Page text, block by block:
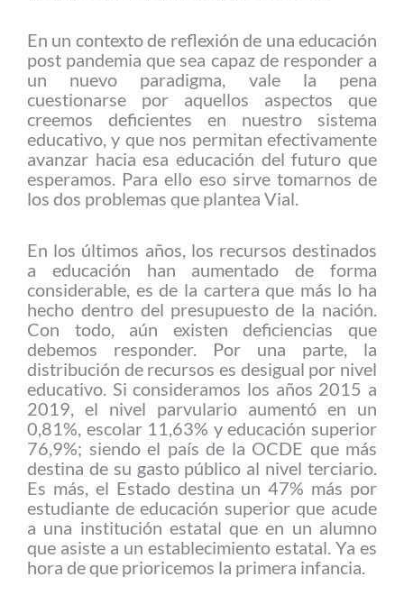
En un contexto de reflexión de una educación
post pandemia que sea capaz de responder a
un nuevo paradigma, vale la pena
cuestionarse por aquellos aspectos que
creemos deficientes en nuestro sistema
educativo, y que nos permitan efectivamente
avanzar hacia esa educación del futuro que
esperamos. Para ello eso sirve tomarnos de
los dos problemas que plantea Vial.
En los últimos años, los recursos destinados
a educación han aumentado de forma
considerable, es de la cartera que más lo ha
hecho dentro del presupuesto de la nación.
Con todo, aún existen deficiencias que
debemos responder. Por una parte, la
distribución de recursos es desigual por nivel
educativo. Si consideramos los años 2015 a
2019, el nivel parvulario aumentó en un
0,81%, escolar 11,63% y educación superior
76,9%; siendo el país de la OCDE que más
destina de su gasto público al nivel terciario.
Es más, el Estado destina un 47% más por
estudiante de educación superior que acude
a una institución estatal que en un alumno
que asiste a un establecimiento estatal. Ya es
hora de que prioricemos la primera infancia.